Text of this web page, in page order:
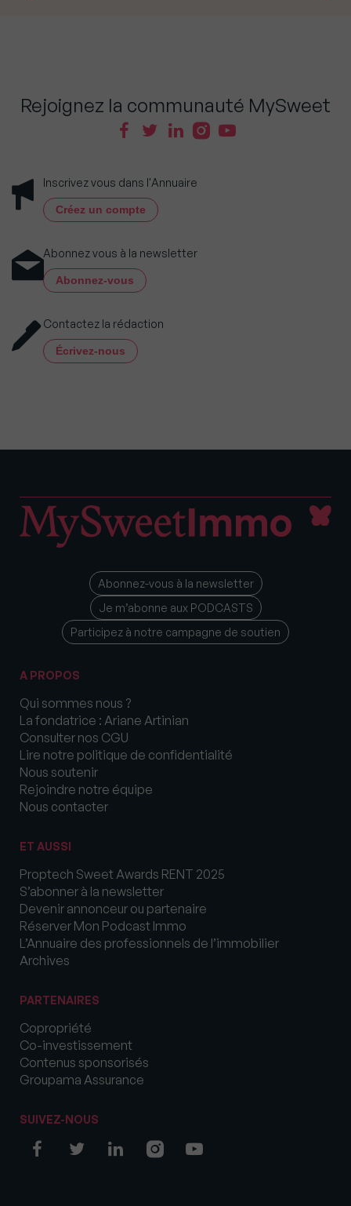
Rejoignez la communauté MySweet
Inscrivez vous dans l'Annuaire
Créez un compte
Abonnez vous à la newsletter
Abonnez-vous
Contactez la rédaction
Écrivez-nous
Abonnez-vous à la newsletter
Je m’abonne aux PODCASTS
Participez à notre campagne de soutien
A PROPOS
Qui sommes nous ?
La fondatrice : Ariane Artinian
Consulter nos CGU
Lire notre politique de confidentialité
Nous soutenir
Rejoindre notre équipe
Nous contacter
ET AUSSI
Proptech Sweet Awards RENT 2025
S’abonner à la newsletter
Devenir annonceur ou partenaire
Réserver Mon Podcast Immo
L’Annuaire des professionnels de l’immobilier
Archives
PARTENAIRES
Copropriété
Co-investissement
Contenus sponsorisés
Groupama Assurance
SUIVEZ-NOUS